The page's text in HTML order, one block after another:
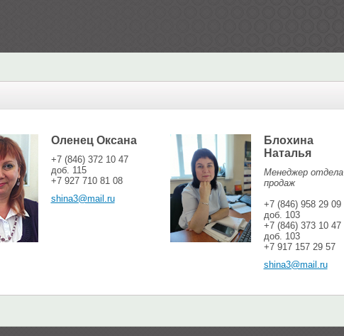
Оленец Оксана
+7 (846) 372 10 47
доб. 115
+7 927 710 81 08
shina3@mail.ru
Блохина
Наталья
Менеджер отдела
продаж
+7 (846) 958 29 09
доб. 103
+7 (846) 373 10 47
доб. 103
+7 917 157 29 57
shina3@mail.ru